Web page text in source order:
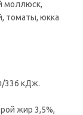
моллюск,
томаты, юкка
336 кДж.
жир 3,5%,